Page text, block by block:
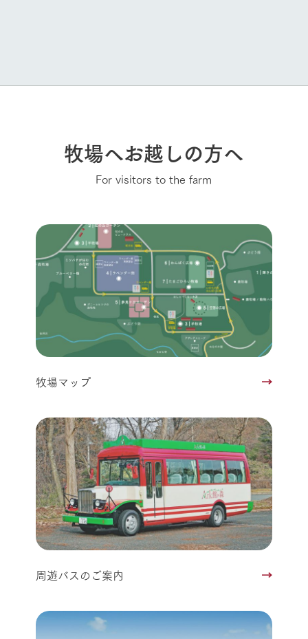
牧場へお越しの方へ
For visitors to the farm
牧場マップ
周遊バスのご案内